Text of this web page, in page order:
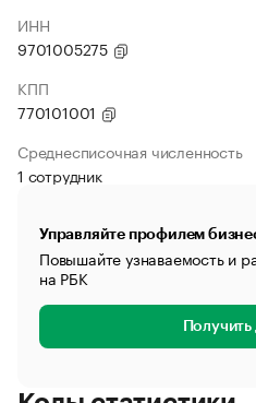
ИНН
9701005275
КПП
770101001
Среднесписочная численность
1 сотрудник
Управляйте профилем
Повышайте узнаваемость и
на РБК